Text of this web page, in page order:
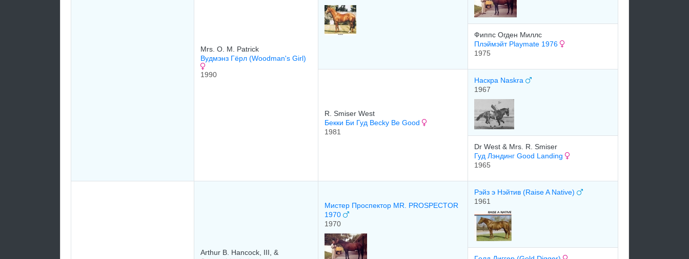
Mrs. O. M. Patrick
Вудмэнз Гёрл (Woodman's Girl)
1990
Фиппс Oгдeн Mиллс
Плэймэйт Playmate 1976
1975
R. Smiser West
Бекки Би Гуд Becky Be Good
1981
Наскра Naskra
1967
Dr West & Mrs. R. Smiser
Гуд Лэндинг Good Landing
1965
Arthur B. Hancock, III, &
Мистер Проспектор MR. PROSPECTOR
1970
1970
Рэйз э Нэйтив (Raise A Native)
1961